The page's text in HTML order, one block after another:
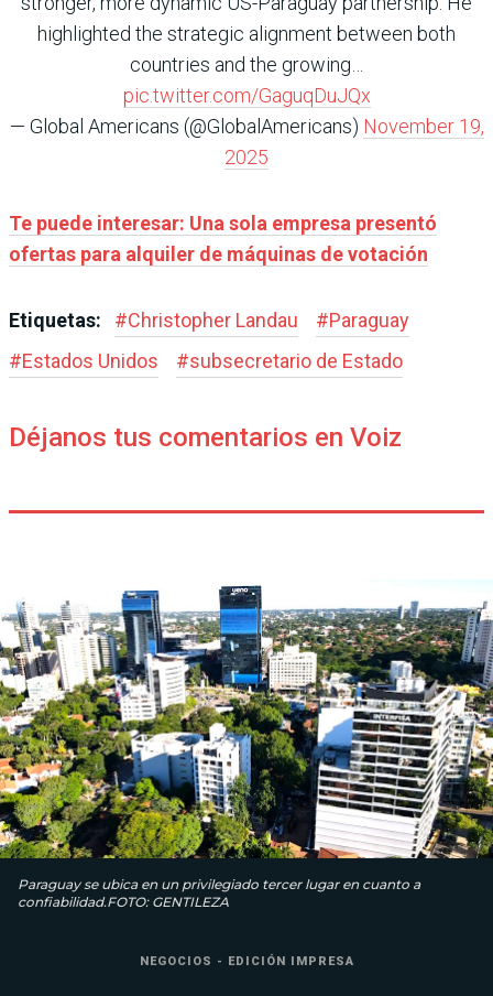
highlighted the strategic alignment between both
countries and the growing…
pic.twitter.com/GaguqDuJQx
— Global Americans (@GlobalAmericans) November 19,
2025
Te puede interesar: Una sola empresa presentó
ofertas para alquiler de máquinas de votación
Etiquetas: #Christopher Landau #Paraguay
#Estados Unidos #subsecretario de Estado
Déjanos tus comentarios en Voiz
Paraguay se ubica en un privilegiado tercer lugar en cuanto a
confiabilidad.FOTO: GENTILEZA
NEGOCIOS - EDICIÓN IMPRESA